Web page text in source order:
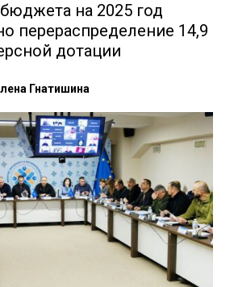
на 2025 год
перераспределение 14,9
дотации
Гнатишина